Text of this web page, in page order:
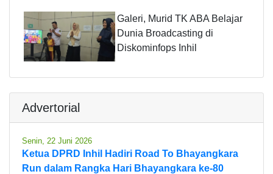
Galeri, Murid TK ABA Belajar
Dunia Broadcasting di
Diskominfops Inhil
Advertorial
Senin, 22 Juni 2026
Ketua DPRD Inhil Hadiri Road To Bhayangkara
Run dalam Rangka Hari Bhayangkara ke-80